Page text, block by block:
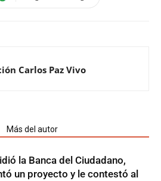
Carlos Paz Vivo
Más del autor
la Banca del Ciudadano,
un proyecto y le contestó al